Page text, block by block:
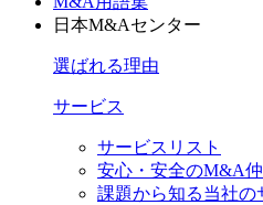
日本M&Aセンター
選ばれる理由
サービス
サービスリスト
安心・安全のM&A
課題から知る当社の